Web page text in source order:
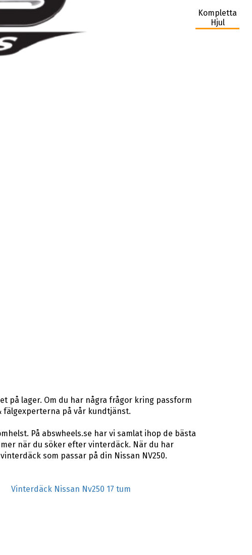
Kompletta
Hjul
på lager. Om du har några frågor kring passform
på vår kundtjänst.
På abswheels.se har vi samlat ihop de bästa
när du söker efter vinterdäck. När du har
som passar på din Nissan NV250.
Vinterdäck Nissan Nv250 17 tum